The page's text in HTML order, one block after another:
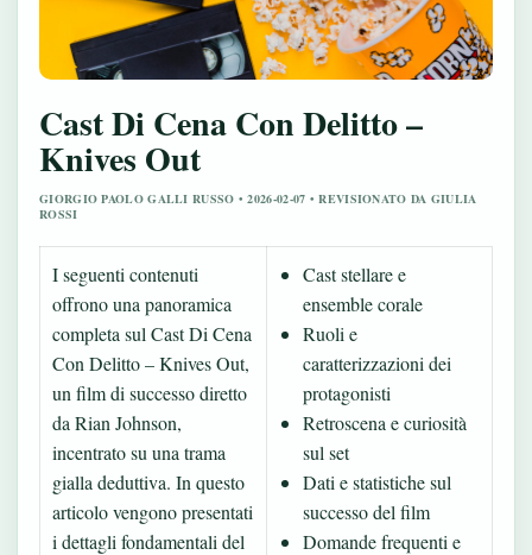
Cast Di Cena Con Delitto –
Knives Out
GIORGIO PAOLO GALLI RUSSO • 2026-02-07 • REVISIONATO DA GIULIA
ROSSI
I seguenti contenuti
offrono una panoramica
completa sul Cast Di Cena
Con Delitto – Knives Out,
un film di successo diretto
da Rian Johnson,
incentrato su una trama
gialla deduttiva. In questo
articolo vengono presentati
i dettagli fondamentali del
Cast stellare e
ensemble corale
Ruoli e
caratterizzazioni dei
protagonisti
Retroscena e curiosità
sul set
Dati e statistiche sul
successo del film
Domande frequenti e